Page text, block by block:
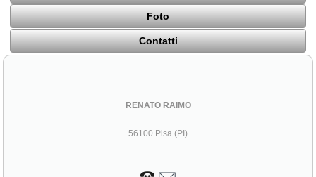
Foto
Contatti
RENATO RAIMO
56100 Pisa (PI)